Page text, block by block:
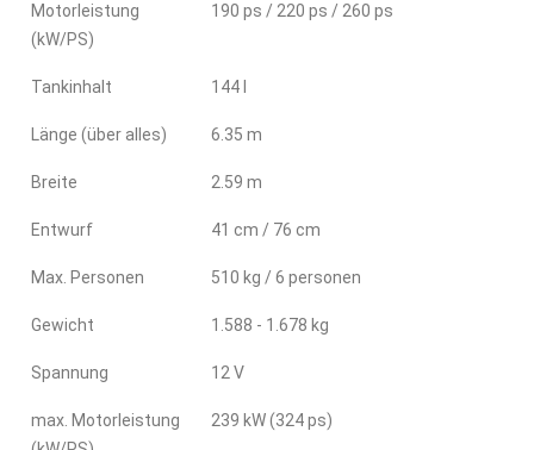
Motorleistung
(kW/PS)
190 ps / 220 ps / 260 ps
Tankinhalt 144 l
Länge (über alles) 6.35 m
Breite 2.59 m
Entwurf 41 cm / 76 cm
Max. Personen 510 kg / 6 personen
Gewicht 1.588 - 1.678 kg
Spannung 12 V
max. Motorleistung
239 kW (324 ps)